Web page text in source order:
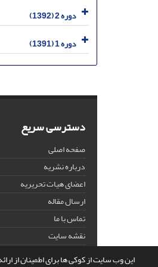
این وب سایت از کوکی ها برای اطمینان از
دوره 2 (1392)
دوره 1 (1391)
دسترسی سریع
صفحه اصلی
درباره نشریه
اعضای هیات تحریریه
ارسال مقاله
تماس با ما
نقشه سایت